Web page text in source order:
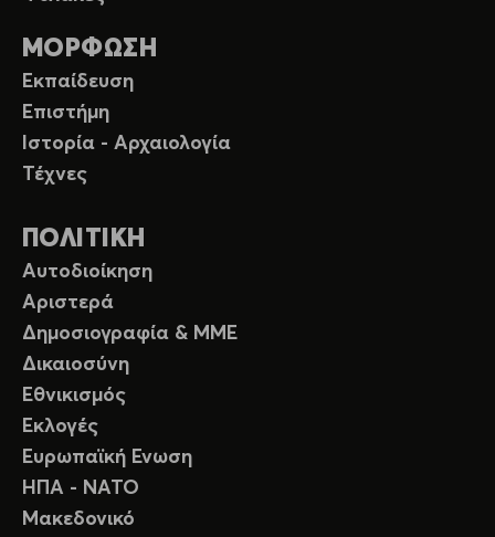
ΜΟΡΦΩΣΗ
Εκπαίδευση
Επιστήμη
Ιστορία - Αρχαιολογία
Τέχνες
ΠΟΛΙΤΙΚΗ
Αυτοδιοίκηση
Αριστερά
Δημοσιογραφία & ΜΜΕ
Δικαιοσύνη
Εθνικισμός
Εκλογές
Ευρωπαϊκή Ενωση
ΗΠΑ - ΝΑΤΟ
Μακεδονικό